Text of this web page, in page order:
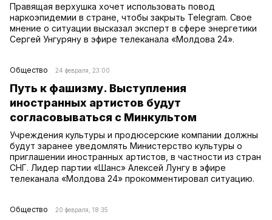
Правящая верхушка хочет использовать повод
наркоэпидемии в стране, чтобы закрыть Telegram. Свое
мнение о ситуации высказал эксперт в сфере энергетики
Сергей Унгуряну в эфире телеканала «Молдова 24».
Общество 24 февраля, 23:00
Путь к фашизму. Выступления
иностранных артистов будут
согласовываться с Минкультом
Учреждения культуры и продюсерские компании должны
будут заранее уведомлять Министерство культуры о
приглашении иностранных артистов, в частности из стран
СНГ. Лидер партии «Шанс» Алексей Лунгу в эфире
телеканала «Молдова 24» прокомментировал ситуацию.
Общество 20 февраля, 18:35